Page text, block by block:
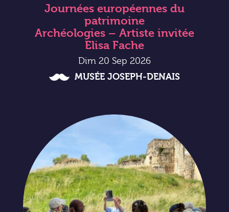
Journées européennes du
patrimoine
Archéologies – Artiste invitée
Elisa Fache
Dim 20 Sep 2026
MUSÉE JOSEPH-DENAIS